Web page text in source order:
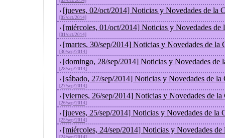
› [jueves, 02/oct/2014] Noticias y Novedades de la
[02/oct/2014]
› [miércoles, 01/oct/2014] Noticias y Novedades de
[01/oct/2014]
› [martes, 30/sep/2014] Noticias y Novedades de la
[30/sep/2014]
› [domingo, 28/sep/2014] Noticias y Novedades de
[28/sep/2014]
› [sábado, 27/sep/2014] Noticias y Novedades de la
[27/sep/2014]
› [viernes, 26/sep/2014] Noticias y Novedades de la
[26/sep/2014]
› [jueves, 25/sep/2014] Noticias y Novedades de la
[25/sep/2014]
› [miércoles, 24/sep/2014] Noticias y Novedades de
[24/sep/2014]